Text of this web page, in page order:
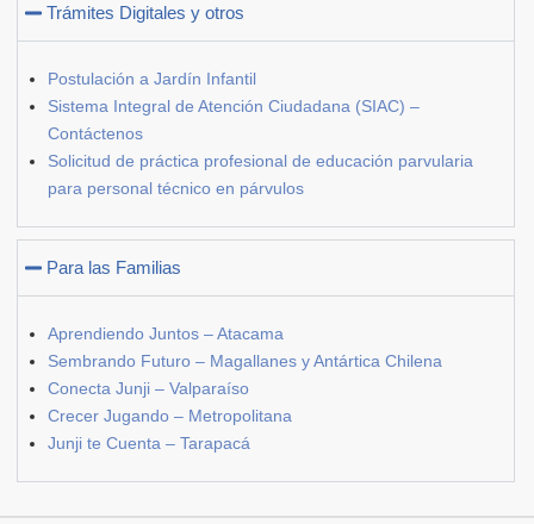
Trámites Digitales y otros
Postulación a Jardín Infantil
Sistema Integral de Atención Ciudadana (SIAC) –
Contáctenos
Solicitud de práctica profesional de educación parvularia
para personal técnico en párvulos
Para las Familias
Aprendiendo Juntos – Atacama
Sembrando Futuro – Magallanes y Antártica Chilena
Conecta Junji – Valparaíso
Crecer Jugando – Metropolitana
Junji te Cuenta – Tarapacá